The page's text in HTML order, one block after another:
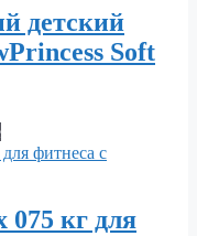
детский
Soft
075 кг для